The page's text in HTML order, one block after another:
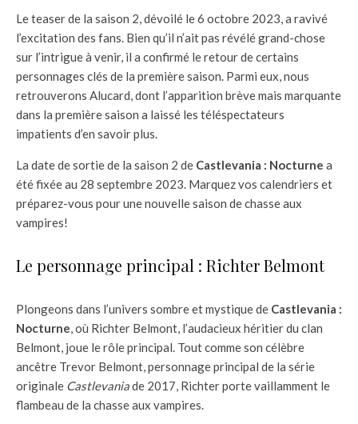
Le teaser de la saison 2, dévoilé le 6 octobre 2023, a ravivé
l’excitation des fans. Bien qu’il n’ait pas révélé grand-chose
sur l’intrigue à venir, il a confirmé le retour de certains
personnages clés de la première saison. Parmi eux, nous
retrouverons Alucard, dont l’apparition brève mais marquante
dans la première saison a laissé les téléspectateurs
impatients d’en savoir plus.
La date de sortie de la saison 2 de Castlevania : Nocturne a
été fixée au 28 septembre 2023. Marquez vos calendriers et
préparez-vous pour une nouvelle saison de chasse aux
vampires!
Le personnage principal : Richter Belmont
Plongeons dans l’univers sombre et mystique de Castlevania :
Nocturne, où Richter Belmont, l’audacieux héritier du clan
Belmont, joue le rôle principal. Tout comme son célèbre
ancêtre Trevor Belmont, personnage principal de la série
originale Castlevaniade 2017, Richter porte vaillamment le
flambeau de la chasse aux vampires.